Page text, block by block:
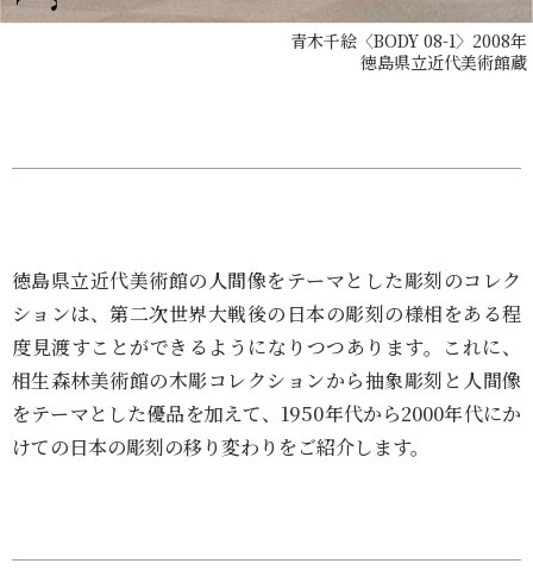
青木千絵〈BODY 08-1〉2008年
徳島県立近代美術館蔵
徳島県立近代美術館の人間像をテーマとした彫刻のコレク
ションは、第二次世界大戦後の日本の彫刻の様相をある程
度見渡すことができるようになりつつあります。これに、
相生森林美術館の木彫コレクションから抽象彫刻と人間像
をテーマとした優品を加えて、1950年代から2000年代にか
けての日本の彫刻の移り変わりをご紹介します。